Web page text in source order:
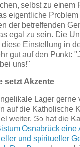
selbst zu einem
eigentliche
der betreffenden
egal zu sein. Die
diese Einstellung in
gut auf den Punkt:
uns!"
setzt Akzente
Lager gerne
auf die Katholische
weiter. So hat die
Osnabrück eine
und spiritueller